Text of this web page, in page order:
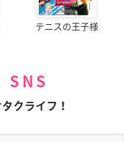
テニスの王子様
SNS
クライフ！